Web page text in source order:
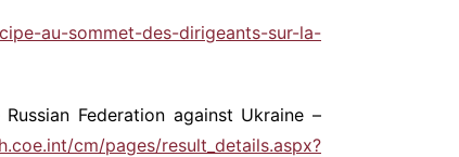
au-sommet-des-dirigeants-sur-la-
Federation against Ukraine –
cm/pages/result_details.aspx?